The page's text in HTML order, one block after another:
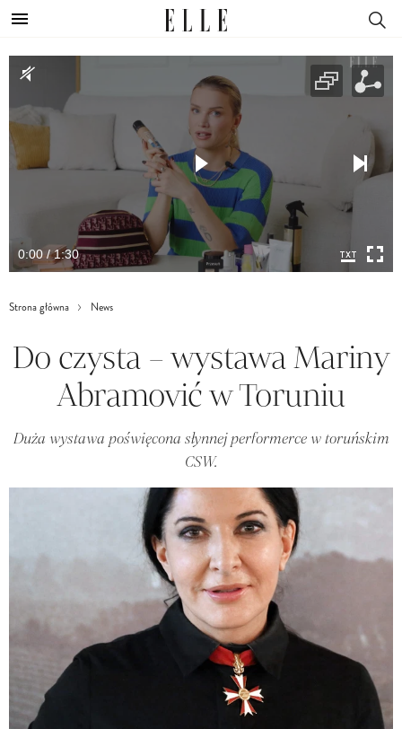
0:00 / 1:30
Strona główna News
Do czysta – wystawa Mariny
Abramović w Toruniu
Duża wystawa poświęcona słynnej performerce w toruńskim
CSW.